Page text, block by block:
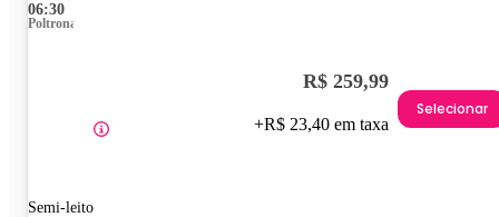
06:30
Poltrona
Semi-leito
R$ 259,99
+R$ 23,40 em taxa
Selecionar